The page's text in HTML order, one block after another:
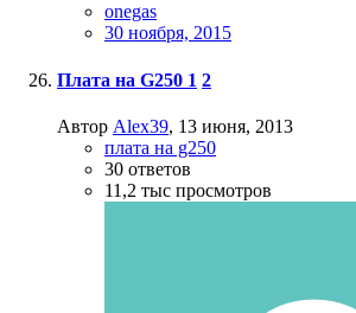
onegas
30 ноября, 2015
Плата на G250 1 2
Автор Alex39, 13 июня, 2013
плата на g250
30 ответов
11,2 тыс просмотров